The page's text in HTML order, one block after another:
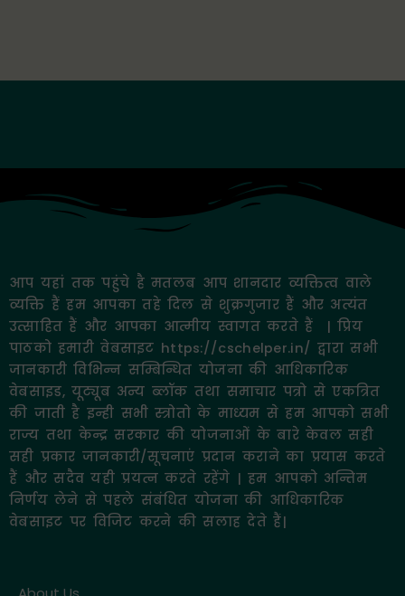
आप यहां तक पहुंचे है मतलब आप शानदार व्यक्तित्व वाले
व्यक्ति हैं हम आपका तहे दिल से शुक्रगुजार हैं और अत्यंत
उत्साहित हैं और आपका आत्मीय स्वागत करते हैं | प्रिय
पाठको हमारी वेबसाइट https://cschelper.in/ द्वारा सभी
जानकारी विभिन्न सम्बिन्धित योजना की आधिकारिक
वेबसाइड, यूट्यूब अन्य ब्लॉक तथा समाचार पत्रो से एकत्रित
की जाती है इन्ही सभी स्त्रोतो के माध्यम से हम आपको सभी
राज्य तथा केन्द्र सरकार की योजनाओं के बारे केवल सही
सही प्रकार जानकारी/सूचनाएं प्रदान कराने का प्रयास करते
हैं और सदैव यही प्रयत्न करते रहेंगे | हम आपको अन्तिम
निर्णय लेने से पहले संबंधित योजना की आधिकारिक
वेबसाइट पर विजिट करने की सलाह देते हैं|